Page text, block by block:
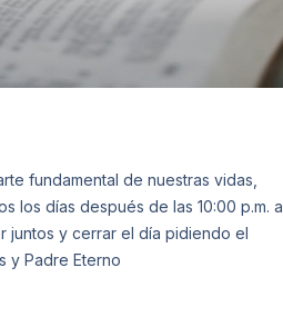
fundamental de nuestras vidas,
los días después de las 10:00 p.m. a
juntos y cerrar el día pidiendo el
y Padre Eterno